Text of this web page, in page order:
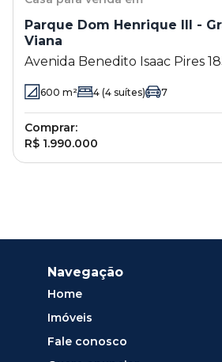
Parque Dom Henrique III -
Viana
Avenida Benedito Isaac Pires
Granja Viana - Cotia - SP
600 m² 4 (4 suítes) 7
Comprar:
R$ 1.990.000
Navegação
Home
Imóveis
Fale conosco